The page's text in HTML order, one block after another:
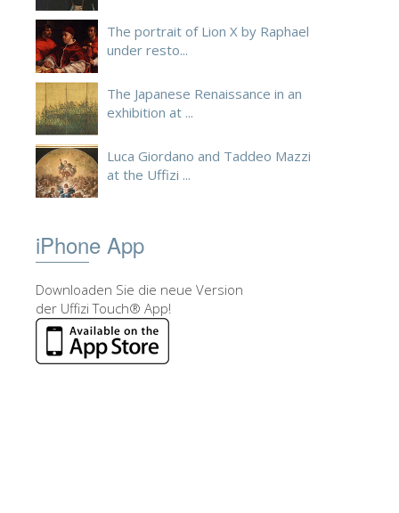
The portrait of Lion X by Raphael
under resto...
The Japanese Renaissance in an
exhibition at ...
Luca Giordano and Taddeo Mazzi
at the Uffizi ...
iPhone App
Downloaden Sie die neue Version
der Uffizi Touch® App!